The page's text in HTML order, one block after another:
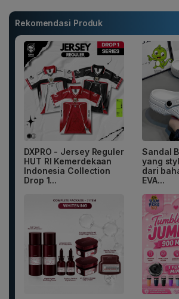
Rekomendasi Produk
DXPRO - Jersey Reguler
HUT RI Kemerdekaan
Indonesia Collection
Drop 1...
Sandal
yang
dari
EVA...